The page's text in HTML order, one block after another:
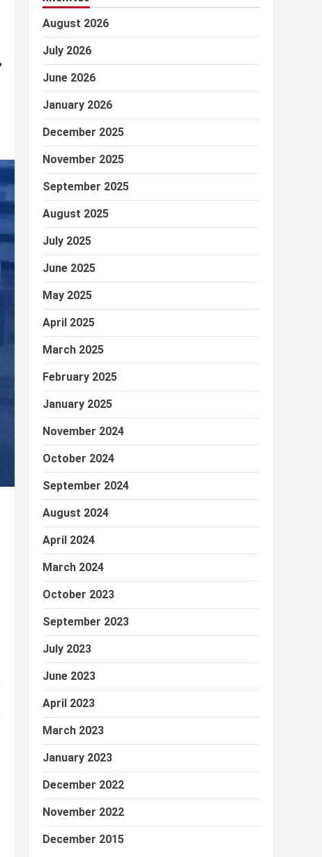
August 2026
July 2026
June 2026
January 2026
December 2025
November 2025
September 2025
August 2025
July 2025
June 2025
May 2025
April 2025
March 2025
February 2025
January 2025
November 2024
October 2024
September 2024
August 2024
April 2024
March 2024
October 2023
September 2023
July 2023
June 2023
April 2023
March 2023
January 2023
December 2022
November 2022
December 2015